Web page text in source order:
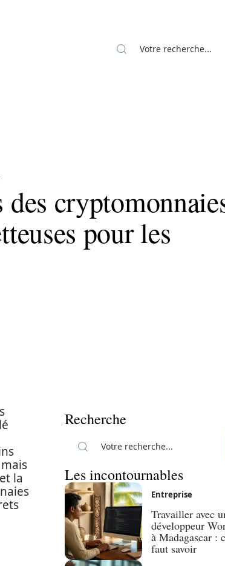
des
pour les
la
Recherche
Les incontournables
Entreprise
Travailler avec
développeur
à Madagascar :
faut savoir